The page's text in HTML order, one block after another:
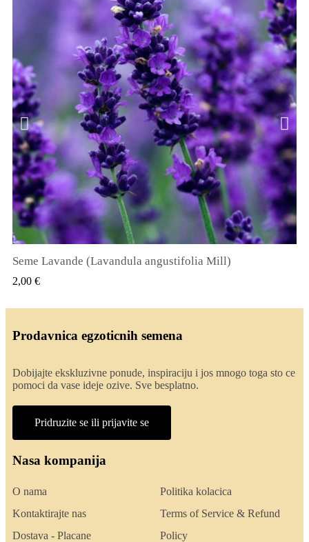
QUICK VIEW
Seme Lavande (Lavandula angustifolia Mill)
2,00 €
Prodavnica egzoticnih semena
Dobijajte ekskluzivne ponude, inspiraciju i jos mnogo toga sto ce
pomoci da vase ideje ozive. Sve besplatno.
Pridruzite se ili prijavite se
Nasa kompanija
O nama
Kontaktirajte nas
Dostava - Placane
Politika kolacica
Terms of Service & Refund
Policy